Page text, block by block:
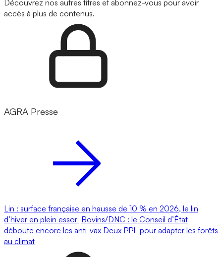
Découvrez nos autres titres et abonnez-vous pour avoir
accès à plus de contenus.
AGRA Presse
Lin : surface française en hausse de 10 % en 2026, le lin
d’hiver en plein essor Bovins/DNC : le Conseil d’État
déboute encore les anti-vax Deux PPL pour adapter les forêts
au climat